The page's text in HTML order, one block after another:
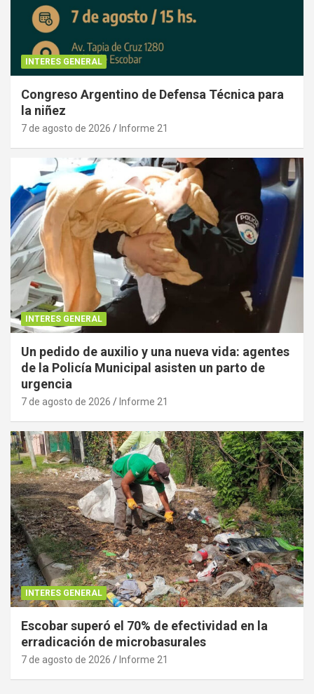
INTERES GENERAL
Congreso Argentino de Defensa Técnica para
la niñez
7 de agosto de 2026 Informe 21
INTERES GENERAL
Un pedido de auxilio y una nueva vida: agentes
de la Policía Municipal asisten un parto de
urgencia
7 de agosto de 2026 Informe 21
INTERES GENERAL
Escobar superó el 70% de efectividad en la
erradicación de microbasurales
7 de agosto de 2026 Informe 21